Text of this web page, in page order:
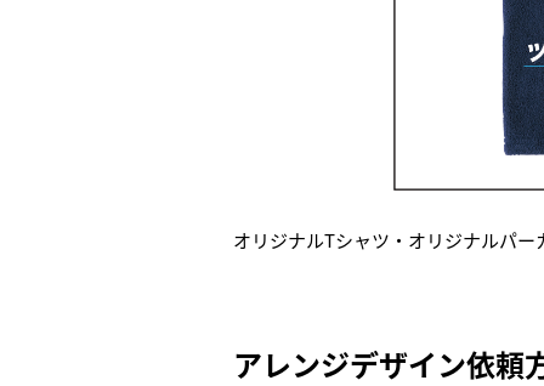
オリジナルTシャツ・オリジナルパ
アレンジデザイン依頼